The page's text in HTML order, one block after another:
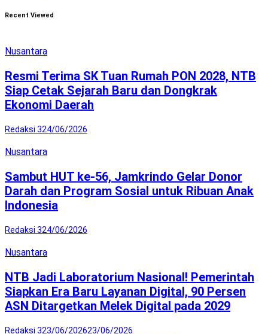
Recent Viewed
Nusantara
Resmi Terima SK Tuan Rumah PON 2028, NTB
Siap Cetak Sejarah Baru dan Dongkrak
Ekonomi Daerah
Redaksi 324/06/2026
Nusantara
Sambut HUT ke-56, Jamkrindo Gelar Donor
Darah dan Program Sosial untuk Ribuan Anak
Indonesia
Redaksi 324/06/2026
Nusantara
NTB Jadi Laboratorium Nasional! Pemerintah
Siapkan Era Baru Layanan Digital, 90 Persen
ASN Ditargetkan Melek Digital pada 2029
Redaksi 323/06/202623/06/2026